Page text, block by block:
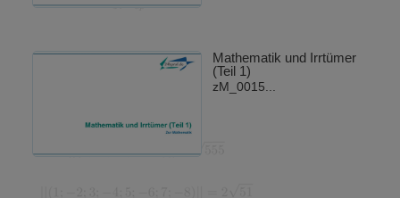
Mathematik und Irrtümer
(Teil 1)
zM_0015...